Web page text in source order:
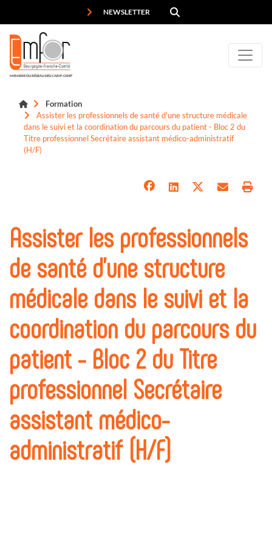
NEWSLETTER
MEMBRE DU RÉSEAU DES CARIF-OREF
Formation
Assister les professionnels de santé d'une structure médicale
dans le suivi et la coordination du parcours du patient - Bloc 2 du
Titre professionnel Secrétaire assistant médico-administratif
(H/F)
Assister les professionnels
de santé d'une structure
médicale dans le suivi et la
coordination du parcours du
patient - Bloc 2 du Titre
professionnel Secrétaire
assistant médico-
administratif (H/F)
Panneau de gestion des cookies